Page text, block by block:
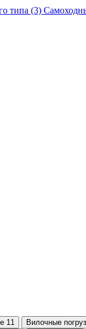
типа (3)
11
Вилочные